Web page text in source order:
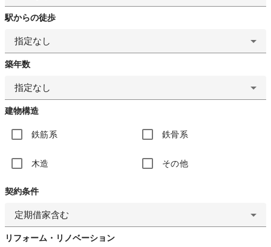
駅からの徒歩
指定なし
築年数
指定なし
建物構造
鉄筋系 鉄骨系
木造 その他
契約条件
定期借家含む
リフォーム・リノベーション